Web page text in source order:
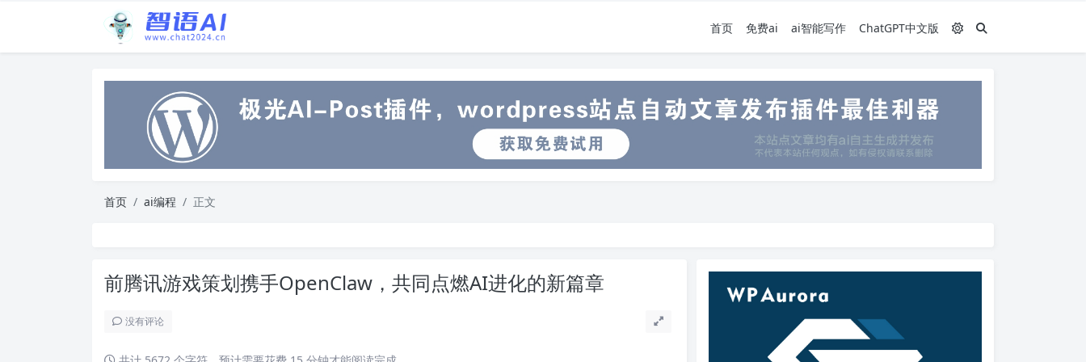
首页 免费ai ai智能写作 ChatGPT中文版
首页 ai编程 正文
前腾讯游戏策划携手OpenClaw，共同点燃AI进化的新篇章
没有评论